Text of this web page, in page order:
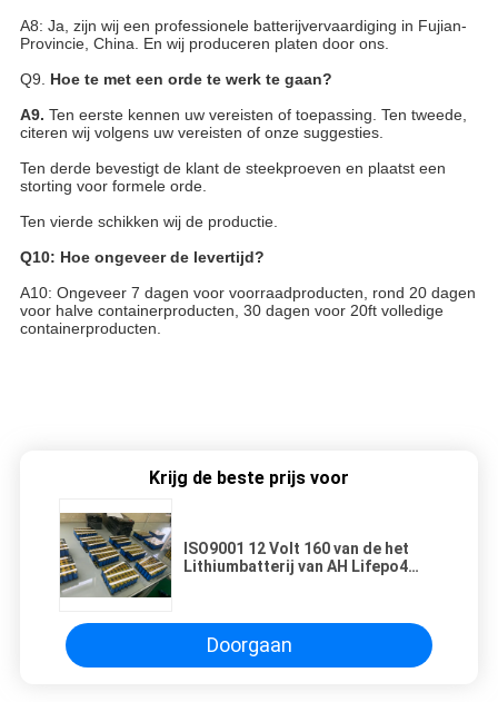
A8: Ja, zijn wij een professionele batterijvervaardiging in Fujian-
Provincie, China. En wij produceren platen door ons.
Q9. Hoe te met een orde te werk te gaan?
A9. Ten eerste kennen uw vereisten of toepassing. Ten tweede,
citeren wij volgens uw vereisten of onze suggesties.
Ten derde bevestigt de klant de steekproeven en plaatst een
storting voor formele orde.
Ten vierde schikken wij de productie.
Q10: Hoe ongeveer de levertijd?
A10: Ongeveer 7 dagen voor voorraadproducten, rond 20 dagen
voor halve containerproducten, 30 dagen voor 20ft volledige
containerproducten.
Krijg de beste prijs voor
ISO9001 12 Volt 160 van de het
Lithiumbatterij van AH Lifepo4
Doorgaan